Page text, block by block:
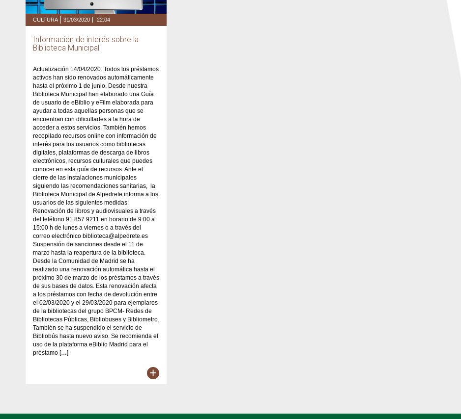
CULTURA 31/03/2020 22:04
Información de interés sobre la
Biblioteca Municipal
Actualización 14/04/2020: Todos los préstamos
activos han sido renovados automáticamente
hasta el próximo 1 de junio. Desde nuestra
Biblioteca Municipal han elaborado una Guía
de usuario de eBiblio y eFilm elaborada para
ayudar a todas aquellas personas que se
encuentran con dificultades a la hora de
acceder a estos servicios. También hemos
recopilado recursos online con información de
interés para los usuarios como bibliotecas
digitales, plataformas de descarga de libros
electrónicos, recursos culturales que puedes
conocer en esta guía de recursos. Ante el
cierre de las instalaciones municipales
siguiendo las recomendaciones sanitarias, la
Biblioteca Municipal de Alpedrete informa a los
usuarios de las siguientes medidas:
Renovación de libros y audiovisuales a través
del teléfono 91 857 9211 en horario de 9:00 a
15:00 h de lunes a viernes o a través del
correo electrónico biblioteca@alpedrete.es
Suspensión de sanciones desde el 11 de
marzo hasta la reapertura de la biblioteca.
Desde la Comunidad de Madrid se ha
realizado una renovación automática hasta el
próximo 30 de marzo de los préstamos a través
de sus bases de datos. Esta renovación afecta
a los préstamos con fecha de devolución entre
el 02/03/2020 y el 29/03/2020 para ejemplares
de la bibliotecas del grupo BPCM- Redes de
Bibliotecas Públicas, Bibliobuses y Bibliometro.
También se ha suspendido el servicio de
Bibliobús hasta nuevo aviso. Se recomienda el
uso de la plataforma eBiblio Madrid para el
préstamo […]
+